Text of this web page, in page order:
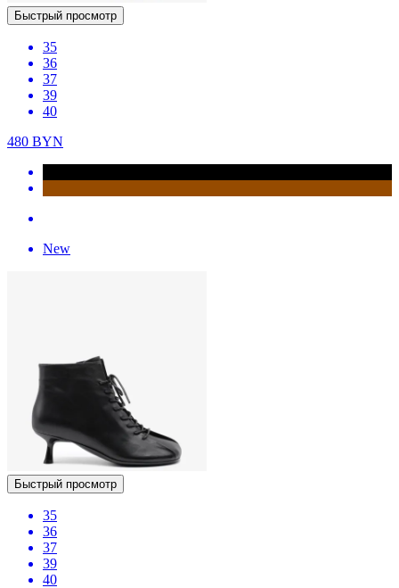
Быстрый просмотр
35
36
37
39
40
480 BYN
New
Быстрый просмотр
35
36
37
39
40